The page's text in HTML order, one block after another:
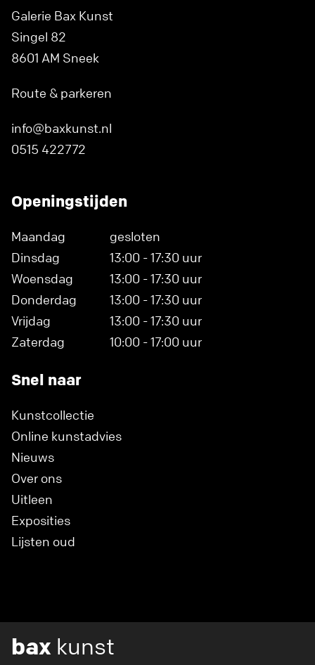
Galerie Bax Kunst
Singel 82
8601 AM Sneek
Route & parkeren
info@baxkunst.nl
0515 422772
Openingstijden
Maandag
gesloten
Dinsdag
13:00 - 17:30 uur
Woensdag
13:00 - 17:30 uur
Donderdag
13:00 - 17:30 uur
Vrijdag
13:00 - 17:30 uur
Zaterdag
10:00 - 17:00 uur
Snel naar
Kunstcollectie
Online kunstadvies
Nieuws
Over ons
Uitleen
Exposities
Lijsten oud
bax kunst